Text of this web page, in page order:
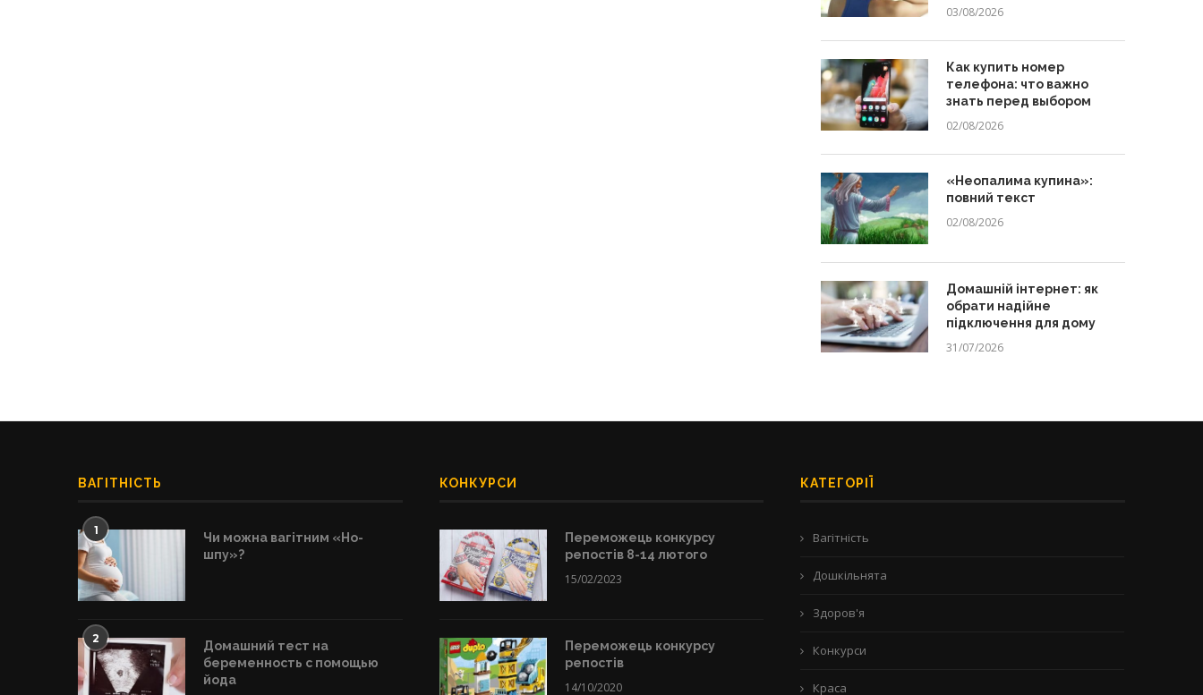
03/08/2026
Как купить номер
телефона: что важно
знать перед выбором
02/08/2026
«Неопалима купина»:
повний текст
02/08/2026
Домашній інтернет: як
обрати надійне
підключення для дому
31/07/2026
ВАГІТНІСТЬ
1
Чи можна вагітним «Но-
шпу»?
2
Домашний тест на
беременность с помощью
йода
КОНКУРСИ
Переможець конкурсу
репостів 8-14 лютого
15/02/2023
Переможець конкурсу
репостів
14/10/2020
КАТЕГОРІЇ
Вагітність
Дошкільнята
Здоров'я
Конкурси
Краса